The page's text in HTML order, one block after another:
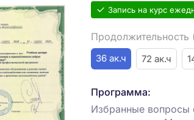
Запись на курс
Продолжительность
36 ак.ч 72 ак.ч
Программа:
Избранные вопросы